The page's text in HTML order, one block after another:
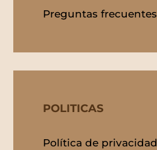
Preguntas frecuentes
POLITICAS
Política de privacidad